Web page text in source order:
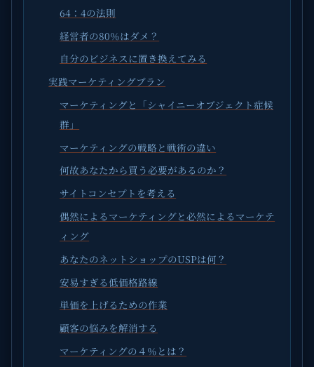
64：4の法則
経営者の80％はダメ？
自分のビジネスに置き換えてみる
実践マーケティングプラン
マーケティングと「シャイニーオブジェクト症候
群」
マーケティングの戦略と戦術の違い
何故あなたから買う必要があるのか？
サイトコンセプトを考える
偶然によるマーケティングと必然によるマーケテ
ィング
あなたのネットショップのUSPは何？
安易すぎる低価格路線
単価を上げるための作業
顧客の悩みを解消する
マーケティングの４％とは？